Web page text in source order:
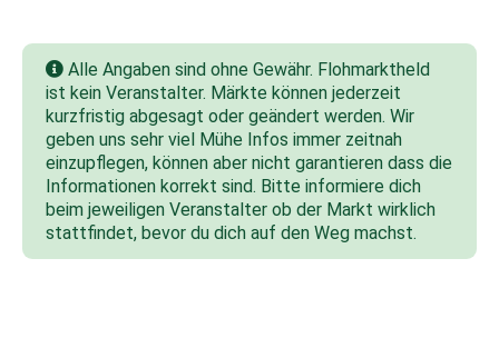
Alle Angaben sind ohne Gewähr. Flohmarktheld
ist kein Veranstalter. Märkte können jederzeit
kurzfristig abgesagt oder geändert werden. Wir
geben uns sehr viel Mühe Infos immer zeitnah
einzupflegen, können aber nicht garantieren dass die
Informationen korrekt sind. Bitte informiere dich
beim jeweiligen Veranstalter ob der Markt wirklich
stattfindet, bevor du dich auf den Weg machst.